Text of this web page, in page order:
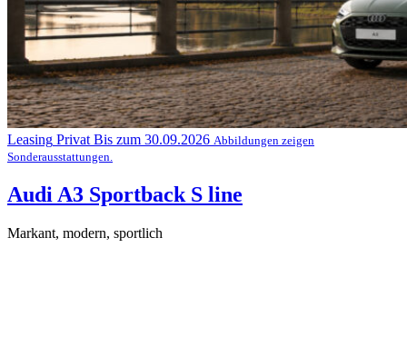
Leasing Privat Bis zum 30.09.2026 Abbildungen zeigen
Sonderausstattungen.
Audi A3 Sportback S line
Markant, modern, sportlich